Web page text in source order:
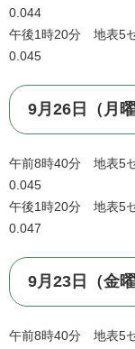
0.044
午後1時20分 地表5
0.045
9月26日（月曜
午前8時40分 地表5
0.045
午後1時20分 地表5
0.047
9月23日（金曜
午前8時40分 地表5